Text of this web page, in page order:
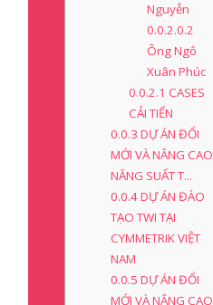
Nguyễn
0.0.2.0.2
Ông Ngô
Xuân Phúc
0.0.2.1 CASES
CẢI TIẾN
0.0.3 DỰ ÁN ĐỔI
MỚI VÀ NÂNG CAO
NĂNG SUẤT T...
0.0.4DỰ ÁN ĐÀO
TẠO TWI TẠI
CYMMETRIK VIỆT
NAM
0.0.5 DỰ ÁN ĐỔI
MỚI VÀ NÂNG CAO